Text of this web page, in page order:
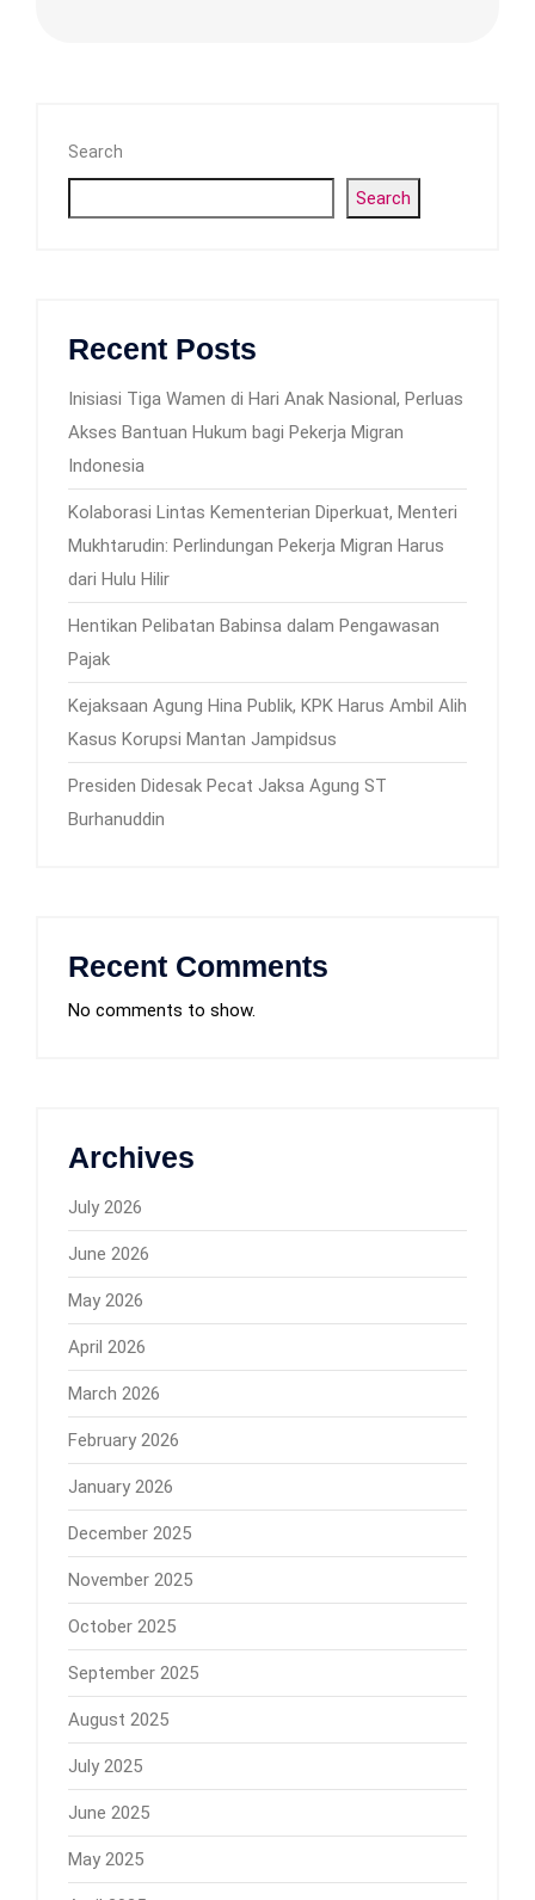
Search
Search
Recent Posts
Inisiasi Tiga Wamen di Hari Anak Nasional, Perluas
Akses Bantuan Hukum bagi Pekerja Migran
Indonesia
Kolaborasi Lintas Kementerian Diperkuat, Menteri
Mukhtarudin: Perlindungan Pekerja Migran Harus
dari Hulu Hilir
Hentikan Pelibatan Babinsa dalam Pengawasan
Pajak
Kejaksaan Agung Hina Publik, KPK Harus Ambil Alih
Kasus Korupsi Mantan Jampidsus
Presiden Didesak Pecat Jaksa Agung ST
Burhanuddin
Recent Comments
No comments to show.
Archives
July 2026
June 2026
May 2026
April 2026
March 2026
February 2026
January 2026
December 2025
November 2025
October 2025
September 2025
August 2025
July 2025
June 2025
May 2025